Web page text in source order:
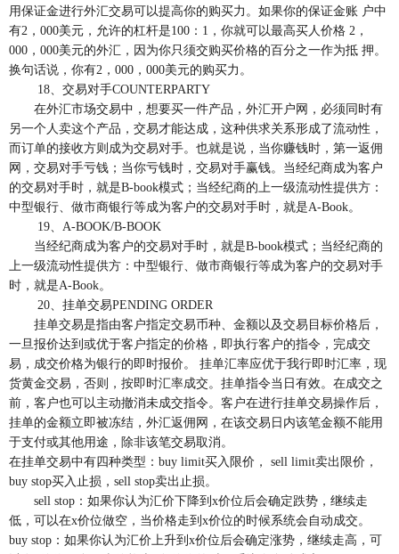
用保证金进行外汇交易可以提高你的购买力。如果你的保证金账 户中
有2，000美元，允许的杠杆是100：1，你就可以最高买人价格 2，
000，000美元的外汇，因为你只须交购买价格的百分之一作为抵 押。
换句话说，你有2，000，000美元的购买力。
18、交易对手COUNTERPARTY
在外汇市场交易中，想要买一件产品，外汇开户网，必须同时有
另一个人卖这个产品，交易才能达成，这种供求关系形成了流动性，
而订单的接收方则成为交易对手。也就是说，当你赚钱时，第一返佣
网，交易对手亏钱；当你亏钱时，交易对手赢钱。当经纪商成为客户
的交易对手时，就是B-book模式；当经纪商的上一级流动性提供方：
中型银行、做市商银行等成为客户的交易对手时，就是A-Book。
19、A-BOOK/B-BOOK
当经纪商成为客户的交易对手时，就是B-book模式；当经纪商的
上一级流动性提供方：中型银行、做市商银行等成为客户的交易对手
时，就是A-Book。
20、挂单交易PENDING ORDER
挂单交易是指由客户指定交易币种、金额以及交易目标价格后，
一旦报价达到或优于客户指定的价格，即执行客户的指令，完成交
易，成交价格为银行的即时报价。 挂单汇率应优于我行即时汇率，现
货黄金交易，否则，按即时汇率成交。挂单指令当日有效。在成交之
前，客户也可以主动撤消未成交指令。客户在进行挂单交易操作后，
挂单的金额立即被冻结，外汇返佣网，在该交易日内该笔金额不能用
于支付或其他用途，除非该笔交易取消。
在挂单交易中有四种类型：buy limit买入限价， sell limit卖出限价，
buy stop买入止损，sell stop卖出止损。
sell stop：如果你认为汇价下降到x价位后会确定跌势，继续走
低，可以在x价位做空，当价格走到x价位的时候系统会自动成交。
buy stop：如果你认为汇价上升到x价位后会确定涨势，继续走高，可